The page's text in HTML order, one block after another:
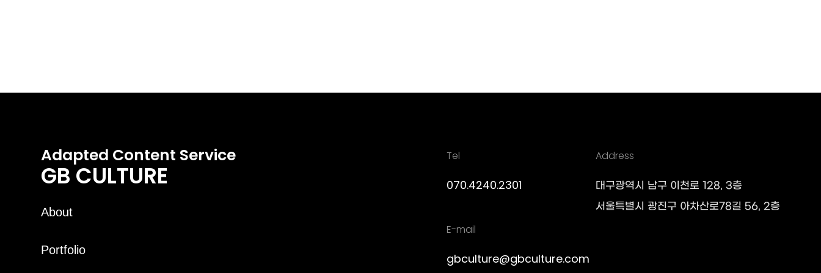
Adapted Content Service
GB CULTURE
About
Portfolio
Tel
070.4240.2301
E-mail
gbculture@gbculture.com
Address
대구광역시 남구 이천로 128, 3층
서울특별시 광진구 아차산로78길 56, 2층